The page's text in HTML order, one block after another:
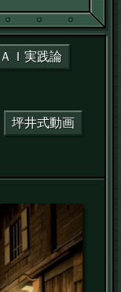
Ｉ実践論
坪井式動画